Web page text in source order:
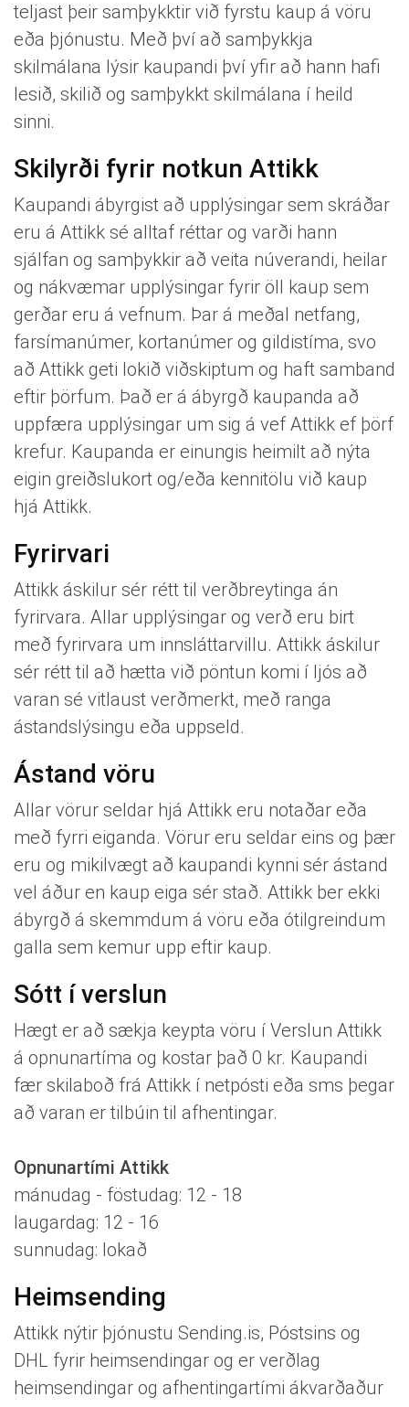
teljast þeir samþykktir við fyrstu kaup á vöru
eða þjónustu. Með því að samþykkja
skilmálana lýsir kaupandi því yfir að hann hafi
lesið, skilið og samþykkt skilmálana í heild
sinni.
Skilyrði fyrir notkun Attikk
Kaupandi ábyrgist að upplýsingar sem skráðar
eru á Attikk sé alltaf réttar og varði hann
sjálfan og samþykkir að veita núverandi, heilar
og nákvæmar upplýsingar fyrir öll kaup sem
gerðar eru á vefnum. Þar á meðal netfang,
farsímanúmer, kortanúmer og gildistíma, svo
að Attikk geti lokið viðskiptum og haft samband
eftir þörfum. Það er á ábyrgð kaupanda að
uppfæra upplýsingar um sig á vef Attikk ef þörf
krefur. Kaupanda er einungis heimilt að nýta
eigin greiðslukort og/eða kennitölu við kaup
hjá Attikk.
Fyrirvari
Attikk áskilur sér rétt til verðbreytinga án
fyrirvara. Allar upplýsingar og verð eru birt
með fyrirvara um innsláttarvillu. Attikk áskilur
sér rétt til að hætta við pöntun komi í ljós að
varan sé vitlaust verðmerkt, með ranga
ástandslýsingu eða uppseld.
Ástand vöru
Allar vörur seldar hjá Attikk eru notaðar eða
með fyrri eiganda. Vörur eru seldar eins og þær
eru og mikilvægt að kaupandi kynni sér ástand
vel áður en kaup eiga sér stað. Attikk ber ekki
ábyrgð á skemmdum á vöru eða ótilgreindum
galla sem kemur upp eftir kaup.
Sótt í verslun
Hægt er að sækja keypta vöru í Verslun Attikk
á opnunartíma og kostar það 0 kr. Kaupandi
fær skilaboð frá Attikk í netpósti eða sms þegar
að varan er tilbúin til afhentingar.
Opnunartími Attikk
mánudag - föstudag: 12 - 18
laugardag: 12 - 16
sunnudag: lokað
Heimsending
Attikk nýtir þjónustu Sending.is, Póstsins og
DHL fyrir heimsendingar og er verðlag
heimsendingar og afhentingartími ákvarðaður